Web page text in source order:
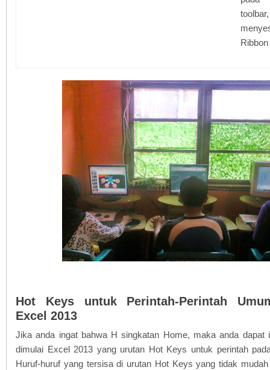
Ribbon
Hot Keys untuk Perintah-Perintah
Excel 2013
Jika anda ingat bahwa H singkatan Home, maka anda dapat
dimulai Excel 2013 yang urutan Hot Keys untuk perintah
Huruf-huruf yang tersisa di urutan Hot Keys yang tidak